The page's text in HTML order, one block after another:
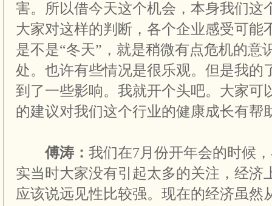
害。所以借今天这个机会，本身我们这
大家对这样的判断，各个企业感受可能
是不是“冬天”，就是稍微有点危机的意
处。也许有些情况是很乐观。但是我的
到了一些影响。我就开个头吧。大家可
的建议对我们这个行业的健康成长有帮
傅涛： 我们在7月份开年会的时候
实当时大家没有引起太多的关注，经济
应该说远见性比较强。现在的经济虽然